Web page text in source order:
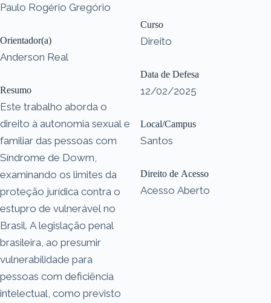
Paulo Rogério Gregório
Orientador(a)
Anderson Real
Resumo
Este trabalho aborda o
direito à autonomia sexual e
familiar das pessoas com
Síndrome de Dowm,
examinando os limites da
proteção jurídica contra o
estupro de vulnerável no
Brasil. A legislação penal
brasileira, ao presumir
vulnerabilidade para
pessoas com deficiência
intelectual, como previsto
Curso
Direito
Data de Defesa
12/02/2025
Local/Campus
Santos
Direito de Acesso
Acesso Aberto